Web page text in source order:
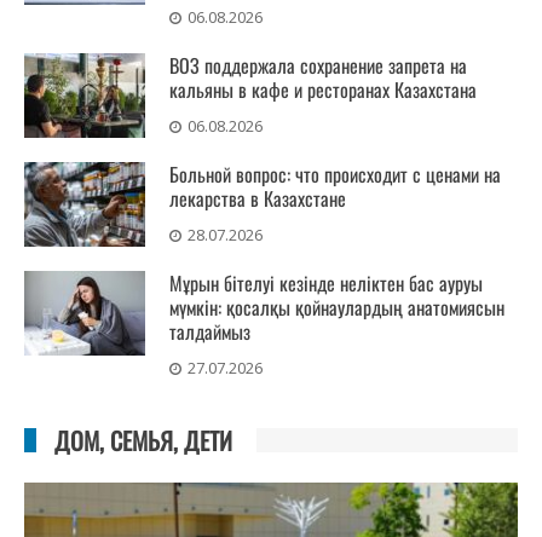
06.08.2026
ВОЗ поддержала сохранение запрета на
кальяны в кафе и ресторанах Казахстана
06.08.2026
Больной вопрос: что происходит с ценами на
лекарства в Казахстане
28.07.2026
Мұрын бітелуі кезінде неліктен бас ауруы
мүмкін: қосалқы қойнаулардың анатомиясын
талдаймыз
27.07.2026
ДОМ, СЕМЬЯ, ДЕТИ